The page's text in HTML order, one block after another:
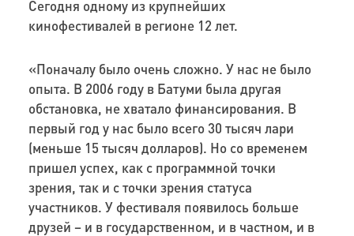
Сегодня одному из крупнейших
кинофестивалей в регионе 12 лет.
«Поначалу было очень сложно. У нас не было
опыта. В 2006 году в Батуми была другая
обстановка, не хватало финансирования. В
первый год у нас было всего 30 тысяч лари
(меньше 15 тысяч долларов). Но со временем
пришел успех, как с программной точки
зрения, так и с точки зрения статуса
участников. У фестиваля появилось больше
друзей – и в государственном, и в частном, и в